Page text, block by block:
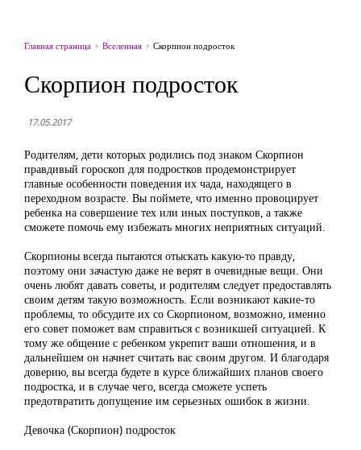
Главная страница Вселенная Скорпион подросток
Скорпион подросток
17.05.2017
Родителям, дети которых родились под знаком Скорпион
правдивый гороскоп для подростков продемонстрирует
главные особенности поведения их чада, находящего в
переходном возрасте. Вы поймете, что именно провоцирует
ребенка на совершение тех или иных поступков, а также
сможете помочь ему избежать многих неприятных ситуаций.
Скорпионы всегда пытаются отыскать какую-то правду,
поэтому они зачастую даже не верят в очевидные вещи. Они
очень любят давать советы, и родителям следует предоставлять
своим детям такую возможность. Если возникают какие-то
проблемы, то обсудите их со Скорпионом, возможно, именно
его совет поможет вам справиться с возникшей ситуацией. К
тому же общение с ребенком укрепит ваши отношения, и в
дальнейшем он начнет считать вас своим другом. И благодаря
доверию, вы всегда будете в курсе ближайших планов своего
подростка, и в случае чего, всегда сможете успеть
предотвратить допущение им серьезных ошибок в жизни.
Девочка (Скорпион) подросток